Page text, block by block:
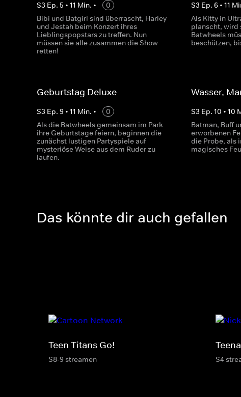
S3 Ep. 5 • 11 Min. •
0
Bibi und Batgirl sind überrascht, Harley
und Jestah beim Konzert ihres
Lieblingspopstars zu treffen. Nun
müssen sie alle zusammen die Show
retten!
S3 Ep.6 •11
Als Kitty in
planscht, wird
Batwheels
beschützen,
Geburtstag Deluxe
S3 Ep. 9 • 11 Min. •
0
Als die Batwheels gemeinsam im Park
ihre Geburtstage feiern, beginnen die
zunächst lustigen Partyspiele auf
mysteriöse Weise aus dem Ruder zu
laufen.
Wasser,
S3 Ep.10 •10
Batman, Buff
erworbenen
die Probe, als
magisches
Das könnte dir auch gefallen
Teen Titans Go!
S8-9 streamen S4